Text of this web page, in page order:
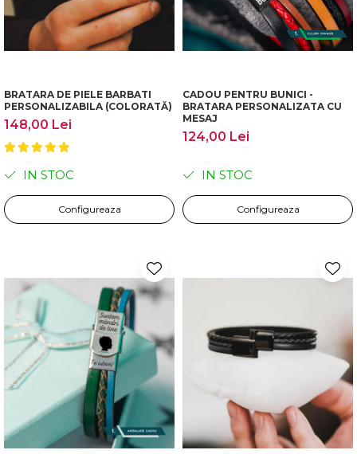
BRATARA DE PIELE BARBATI
PERSONALIZABILA (COLORATĂ)
148,00 Lei
IN STOC
Configureaza
CADOU PENTRU BUNICI -
BRATARA PERSONALIZATA CU
MESAJ
124,00 Lei
IN STOC
Configureaza